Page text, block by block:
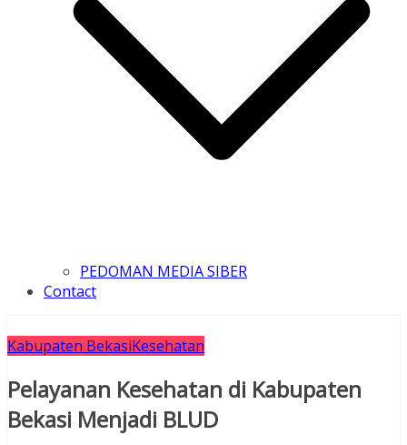
PEDOMAN MEDIA SIBER
Contact
Kabupaten BekasiKesehatan
Pelayanan Kesehatan di Kabupaten
Bekasi Menjadi BLUD